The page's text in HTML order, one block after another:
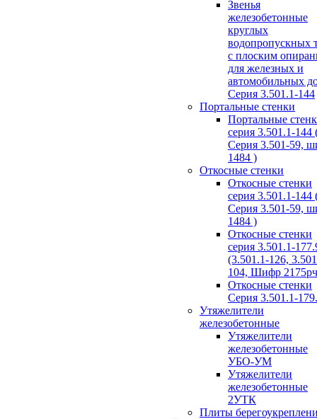
Звенья
железобетонные
круглых
водопропускных
с плоским
для железных и
автомобильных
Серия 3.501.1-144
Портальные стенки
Портальные
серия 3.501.1-144
Серия 3.501-59,
1484 )
Откосные стенки
Откосные стенки
серия 3.501.1-144
Серия 3.501-59,
1484 )
Откосные стенки
серия 3.501.1-
(3.501.1-126,
104, Шифр
Откосные стенки
Серия 3.501.1-
Утяжелители
железобетонные
Утяжелители
железобетонные
УБО-УМ
Утяжелители
железобетонные
2УТК
Плиты